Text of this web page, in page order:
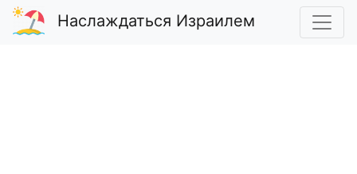
Наслаждаться Израилем